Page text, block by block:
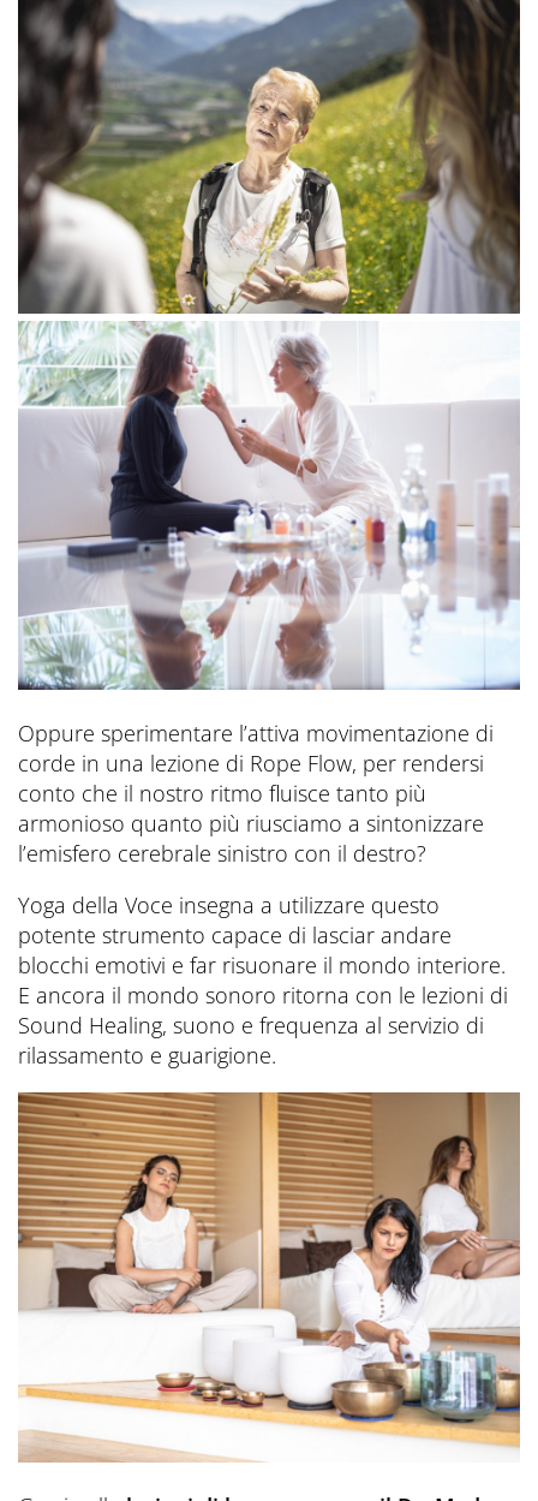
Oppure sperimentare l’attiva movimentazione di
corde in una lezione di Rope Flow, per rendersi
conto che il nostro ritmo fluisce tanto più
armonioso quanto più riusciamo a sintonizzare
l’emisfero cerebrale sinistro con il destro?
Yoga della Voce insegna a utilizzare questo
potente strumento capace di lasciar andare
blocchi emotivi e far risuonare il mondo interiore.
E ancora il mondo sonoro ritorna con le lezioni di
Sound Healing, suono e frequenza al servizio di
rilassamento e guarigione.